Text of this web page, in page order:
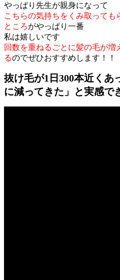
やっぱり先生が親身になって
こちらの気持ちをくみ取っても
ところがやっぱり一番
私は嬉しいです
回数を重ねるごとに髪の毛が
るのでぜひおすすめします！！
抜け毛が1日300本近くあ
に減ってきた」と実感で